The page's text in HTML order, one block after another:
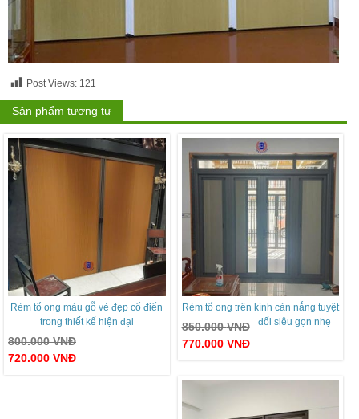
Post Views: 121
Sản phẩm tương tự
Rèm tổ ong màu gỗ vẻ đẹp cổ điển
trong thiết kế hiện đại
800.000VNĐ
720.000 VNĐ
Rèm tổ ong trên kính cản nắng tuyệt
đối siêu gọn nhẹ
850.000VNĐ
770.000 VNĐ